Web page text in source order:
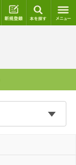
ログイン 新規登録